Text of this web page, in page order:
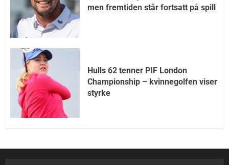
men fremtiden står fortsatt på spill
Hulls 62 tenner PIF London
Championship – kvinnegolfen viser
styrke